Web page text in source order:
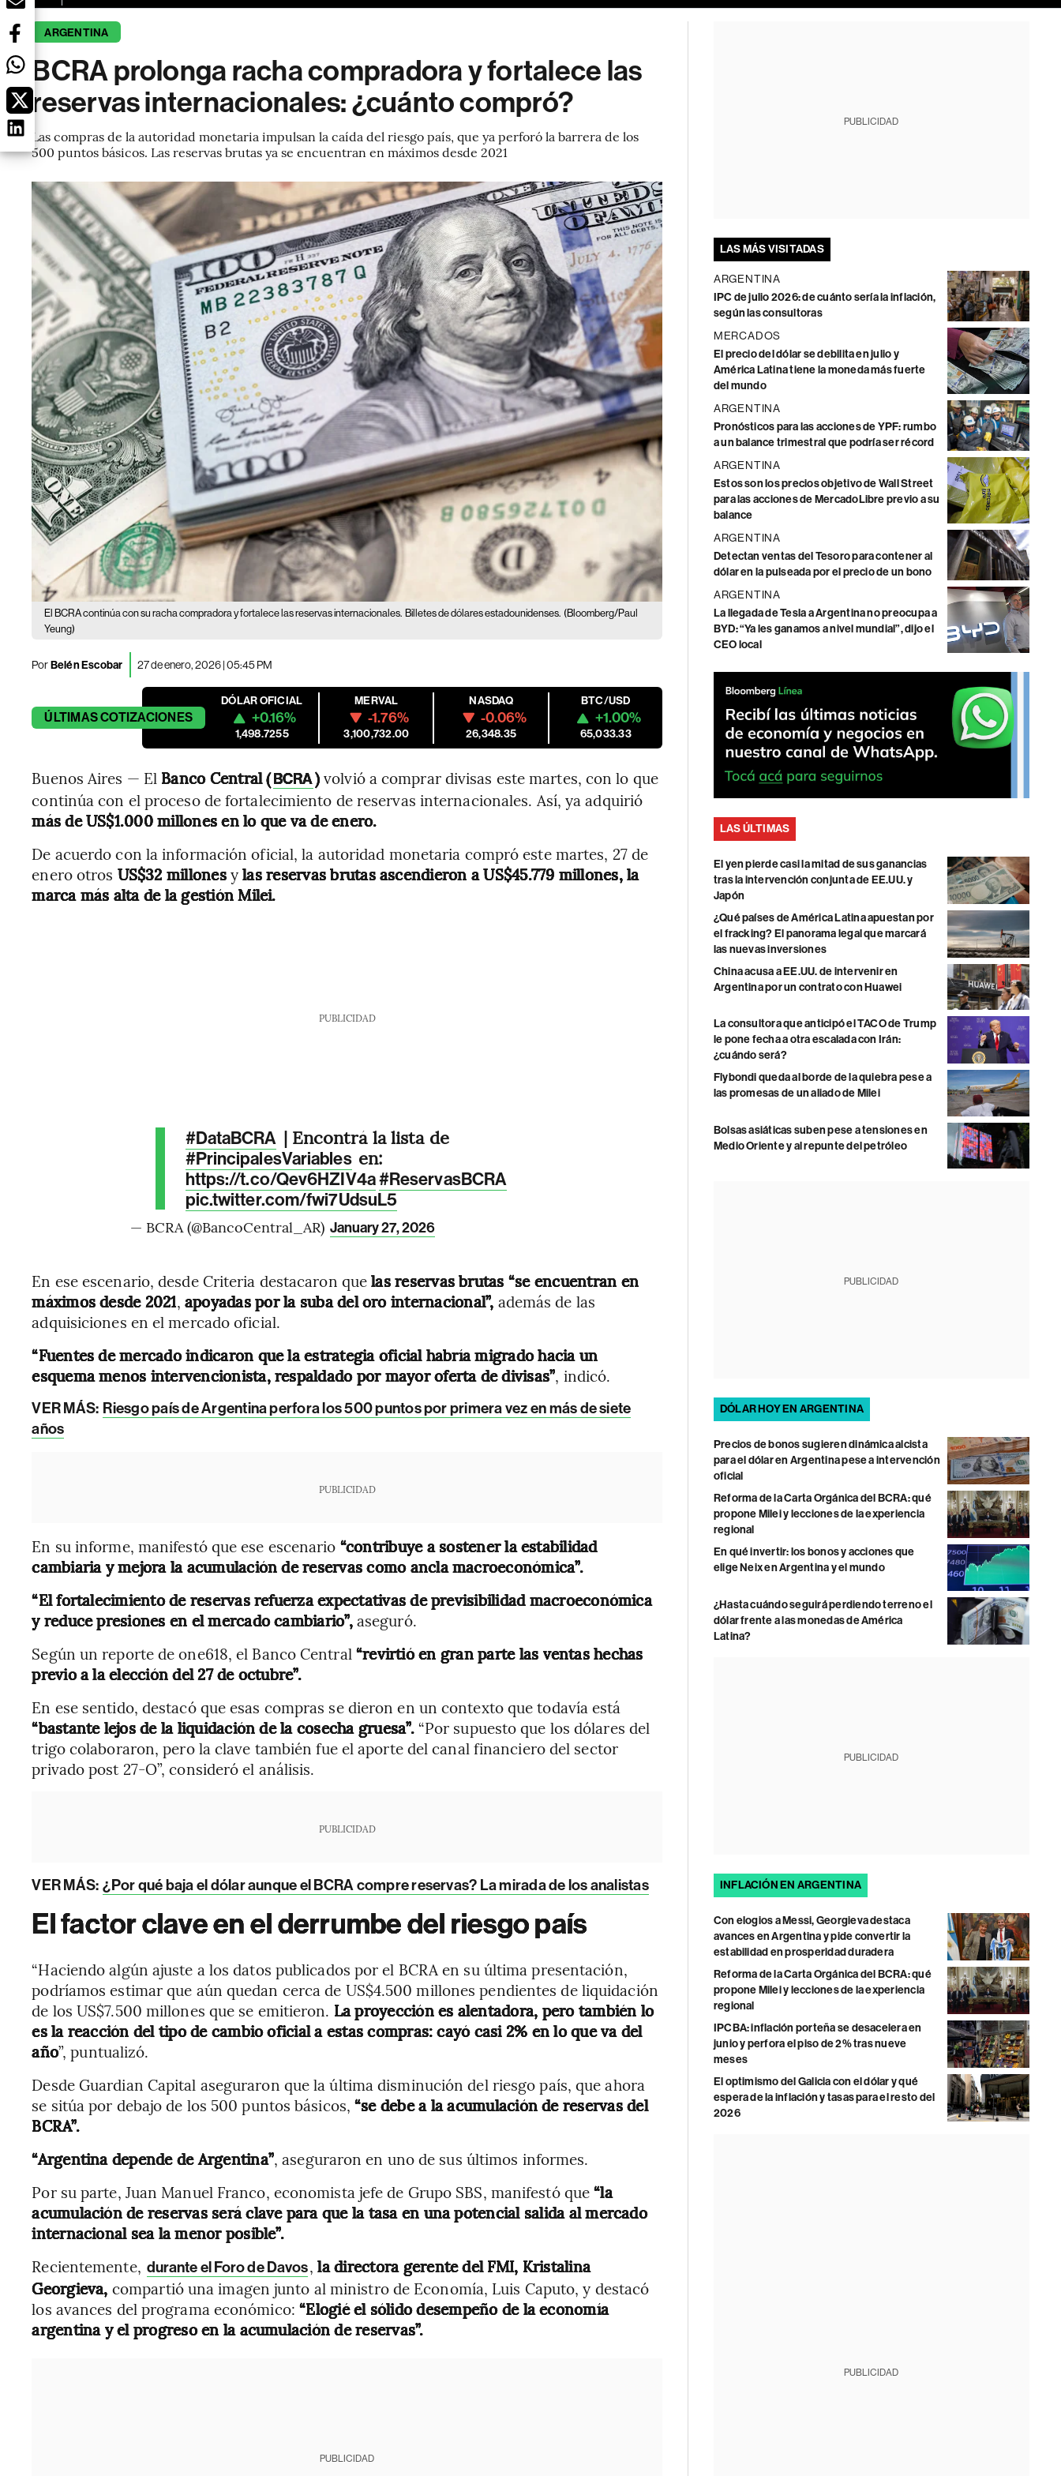
ARGENTINA
BCRA prolonga racha compradora y fortalece las
reservas internacionales: ¿cuánto compró?
Las compras de la autoridad monetaria impulsan la caída del riesgo país, que ya perforó la barrera de los
500 puntos básicos. Las reservas brutas ya se encuentran en máximos desde 2021
El BCRA continúa con su racha compradora y fortalece las reservas internacionales. Billetes de dólares estadounidenses. (Bloomberg/Paul
Yeung)
PorBelén Escobar 27 de enero, 2026 | 05:45 PM
ÚLTIMASCOTIZACIONES
DÓLAR OFICIAL
+0.16%
1,498.7255
MERVAL
-1.76%
3,100,732.00
NASDAQ
-0.06%
26,348.35
BTC/USD
+1.00%
65,033.33
Buenos Aires — El Banco Central (BCRA)volvió a comprar divisas este martes, con lo que
continúa con el proceso de fortalecimiento de reservas internacionales. Así, ya adquirió
más de US$1.000 millones en lo que va de enero.
De acuerdo con la información oficial, la autoridad monetaria compró este martes, 27 de
enero otros US$32 millonesylas reservas brutas ascendieron a US$45.779 millones, la
marca más alta de la gestión Milei.
PUBLICIDAD
#DataBCRA | Encontrá la lista de
#PrincipalesVariables en:
https://t.co/Qev6HZIV4a#ReservasBCRA
pic.twitter.com/fwi7UdsuL5
— BCRA (@BancoCentral_AR) January 27, 2026
En ese escenario, desde Criteria destacaron quelas reservas brutas “se encuentran en
máximos desde 2021, apoyadas por la suba del oro internacional”, además de las
adquisiciones en el mercado oficial.
“Fuentes de mercado indicaron que la estrategia oficial habría migrado hacia un
esquema menos intervencionista, respaldado por mayor oferta de divisas”, indicó.
VER MÁS: Riesgo país de Argentina perfora los 500 puntos por primera vez en más de siete
años
PUBLICIDAD
En su informe, manifestó que ese escenario “contribuye a sostener la estabilidad
cambiaria y mejora la acumulación de reservas como ancla macroeconómica”.
“El fortalecimiento de reservas refuerza expectativas de previsibilidad macroeconómica
y reduce presiones en el mercado cambiario”,aseguró.
Según un reporte de one618, el Banco Central “revirtió en gran parte las ventas hechas
previo a la elección del 27 de octubre”.
En ese sentido, destacó que esas compras se dieron en un contexto que todavía está
“bastante lejos de la liquidación de la cosecha gruesa”.“Por supuesto que los dólares del
trigo colaboraron, pero la clave también fue el aporte del canal financiero del sector
privado post 27-O”, consideró el análisis.
PUBLICIDAD
VER MÁS: ¿Por qué baja el dólar aunque el BCRA compre reservas? La mirada de los analistas
El factor clave en el derrumbe del riesgo país
“Haciendo algún ajuste a los datos publicados por el BCRA en su última presentación,
podríamos estimar que aún quedan cerca de US$4.500 millones pendientes de liquidación
de los US$7.500 millones que se emitieron. La proyección es alentadora, pero también lo
es la reacción del tipo de cambio oficial a estas compras: cayó casi 2% en lo que va del
año”, puntualizó.
Desde Guardian Capital aseguraron que la última disminución del riesgo país, que ahora
se sitúa por debajo de los 500 puntos básicos,“se debe a la acumulación de reservas del
BCRA”.
“Argentina depende de Argentina”, aseguraron en uno de sus últimos informes.
Por su parte, Juan Manuel Franco, economista jefe de Grupo SBS, manifestó que“la
acumulación de reservas será clave para que la tasa en una potencial salida al mercado
internacional sea la menor posible”.
Recientemente, durante el Foro de Davos,la directora gerente del FMI, Kristalina
Georgieva, compartió una imagen junto al ministro de Economía, Luis Caputo, y destacó
los avances del programa económico: “Elogié el sólido desempeño de la economía
argentina y el progreso en la acumulación de reservas”.
PUBLICIDAD
PUBLICIDAD
LAS MÁS VISITADAS
ARGENTINA
IPC de julio 2026: de cuánto sería la inflación,
según las consultoras
MERCADOS
El precio del dólar se debilita en julio y
América Latina tiene la moneda más fuerte
del mundo
ARGENTINA
Pronósticos para las acciones de YPF: rumbo
a un balance trimestral que podría ser récord
ARGENTINA
Estos son los precios objetivo de Wall Street
para las acciones de MercadoLibre previo a su
balance
ARGENTINA
Detectan ventas del Tesoro para contener al
dólar en la pulseada por el precio de un bono
ARGENTINA
La llegada de Tesla a Argentina no preocupa a
BYD: “Ya les ganamos a nivel mundial”, dijo el
CEO local
LAS ÚLTIMAS
El yen pierde casi la mitad de sus ganancias
tras la intervención conjunta de EE.UU. y
Japón
¿Qué países de América Latina apuestan por
el fracking? El panorama legal que marcará
las nuevas inversiones
China acusa a EE.UU. de intervenir en
Argentina por un contrato con Huawei
La consultora que anticipó el TACO de Trump
le pone fecha a otra escalada con Irán:
¿cuándo será?
Flybondi queda al borde de la quiebra pese a
las promesas de un aliado de Milei
Bolsas asiáticas suben pese a tensiones en
Medio Oriente y al repunte del petróleo
PUBLICIDAD
DÓLAR HOY EN ARGENTINA
Precios de bonos sugieren dinámica alcista
para el dólar en Argentina pese a intervención
oficial
Reforma de la Carta Orgánica del BCRA: qué
propone Milei y lecciones de la experiencia
regional
En qué invertir: los bonos y acciones que
elige Neix en Argentina y el mundo
¿Hasta cuándo seguirá perdiendo terreno el
dólar frente a las monedas de América
Latina?
PUBLICIDAD
INFLACIÓN EN ARGENTINA
Con elogios a Messi, Georgieva destaca
avances en Argentina y pide convertir la
estabilidad en prosperidad duradera
Reforma de la Carta Orgánica del BCRA: qué
propone Milei y lecciones de la experiencia
regional
IPCBA: inflación porteña se desacelera en
junio y perfora el piso de 2% tras nueve
meses
El optimismo del Galicia con el dólar y qué
espera de la inflación y tasas para el resto del
2026
PUBLICIDAD